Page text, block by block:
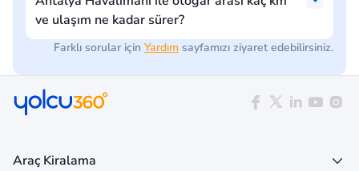
ve ulaşım ne kadar sürer?
Farklı sorular için Yardım sayfamızı ziyaret edebilirsiniz.
Araç Kiralama